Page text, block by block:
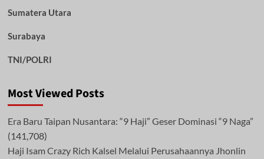
Sumatera Utara
Surabaya
TNI/POLRI
Most Viewed Posts
Era Baru Taipan Nusantara: “9 Haji” Geser Dominasi “9 Naga”
(141,708)
Haji Isam Crazy Rich Kalsel Melalui Perusahaannya Jhonlin